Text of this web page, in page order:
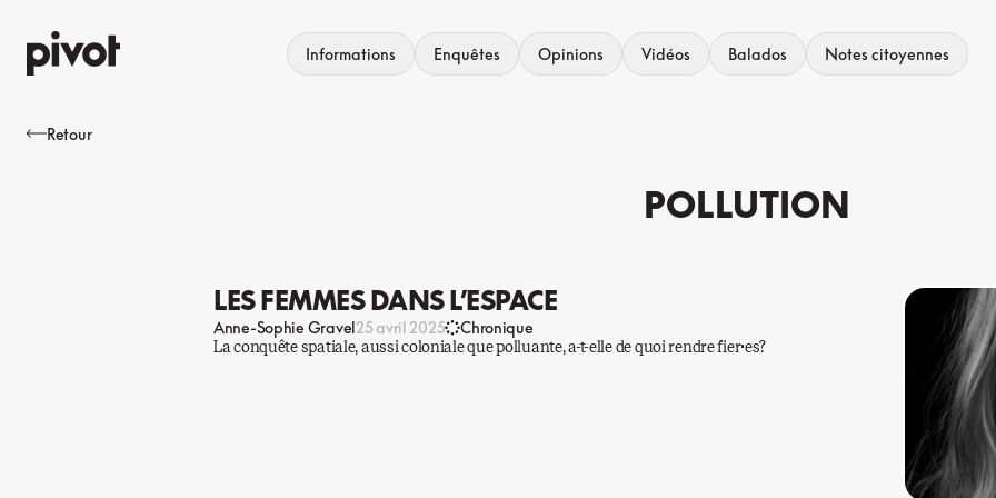
au
contenu
Informations Enquêtes Opinions Vidéos Balados Notes citoyennes
Retour
POLLUTION
LES FEMMES DANS L’ESPACE
Anne-Sophie Gravel25 avril 2025 Chronique
La conquête spatiale, aussi coloniale que polluante, a-t-elle de quoi rendre fier·es?